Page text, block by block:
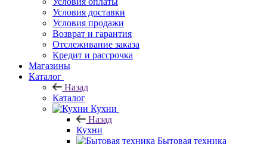
Условия доставки
Условия продажи
Возврат и гарантия
Отслеживание заказа
Кредит и рассрочка
Магазины
Каталог
Назад
Каталог
Кухни
Назад
Кухни
Бытовая техника